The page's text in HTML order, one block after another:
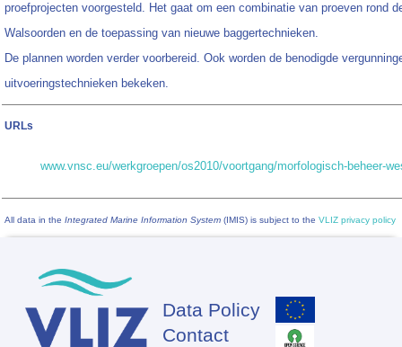
proefprojecten voorgesteld. Het gaat om een combinatie van proeven rond
Walsoorden en de toepassing van nieuwe baggertechnieken.
De plannen worden verder voorbereid. Ook worden de benodigde
uitvoeringstechnieken bekeken.
URLs
www.vnsc.eu/werkgroepen/os2010/voortgang/morfologisch-beheer-
All data in the Integrated Marine Information System (IMIS) is subject to the VLIZ privacy policy
Footer
Data Policy
Contact